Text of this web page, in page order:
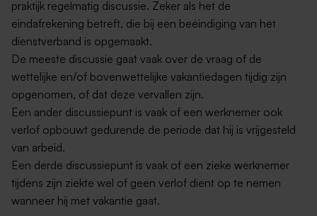
praktijk regelmatig discussie. Zeker als het de
eindafrekening betreft, die bij een beëindiging van het
dienstverband is opgemaakt.
De meeste discussie gaat vaak over de vraag of de
wettelijke en/of bovenwettelijke vakantiedagen tijdig zijn
opgenomen, of dat deze vervallen zijn.
Een ander discussiepunt is vaak of een werknemer ook
verlof opbouwt gedurende de periode dat hij is vrijgesteld
van arbeid.
Een derde discussiepunt is vaak of een zieke werknemer
tijdens zijn ziekte wel of geen verlof dient op te nemen
wanneer hij met vakantie gaat.